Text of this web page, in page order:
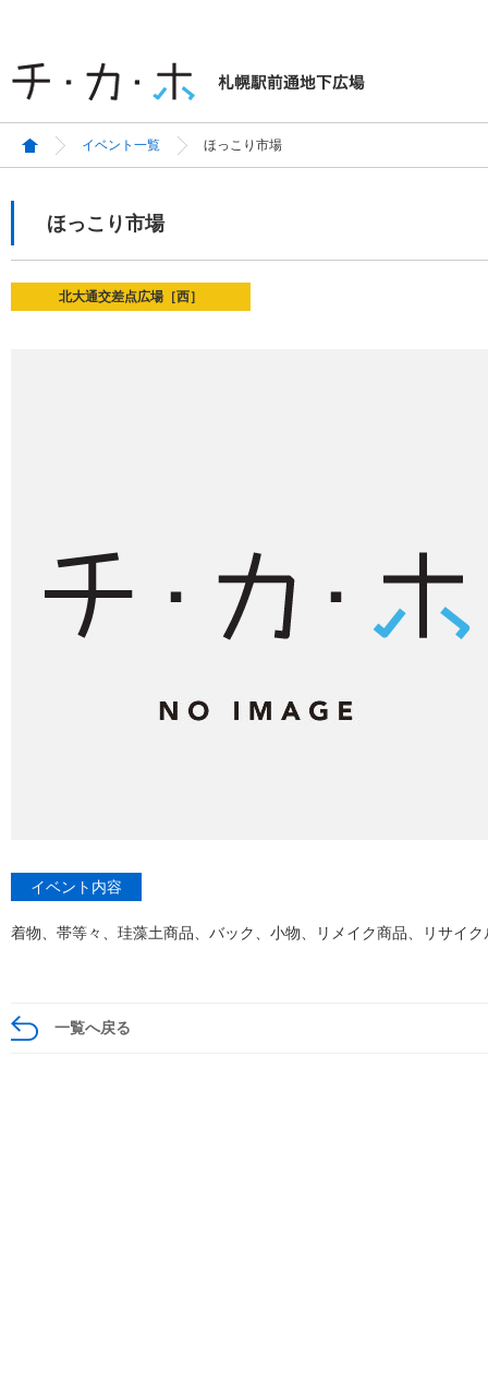
イベント一覧 ほっこり市場
ほっこり市場
北大通交差点広場［西］
イベント内容
着物、帯等々、珪藻土商品、バック、小物、リメイク商品、リサイ
一覧へ戻る